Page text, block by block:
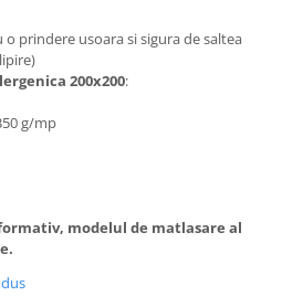
prindere usoara si sigura de saltea
200x200:
g/mp
modelul de matlasare al